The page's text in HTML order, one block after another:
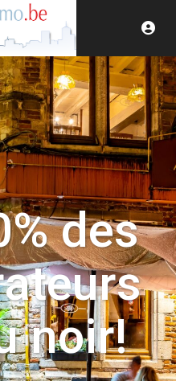
des
noir!